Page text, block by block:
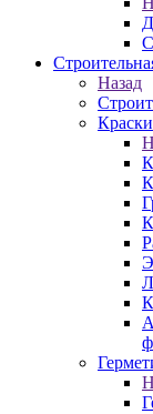
Назад
Краски